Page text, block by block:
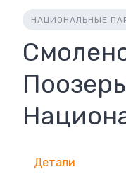
НАЦИОНАЛЬНЫЕ
Детали